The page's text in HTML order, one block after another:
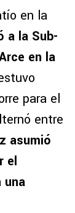
en la
a la Sub-
en la
para el
entre
asumió
el
una